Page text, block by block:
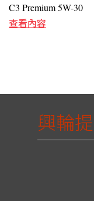
C3 Premium 5W-30
查看內容
興輪